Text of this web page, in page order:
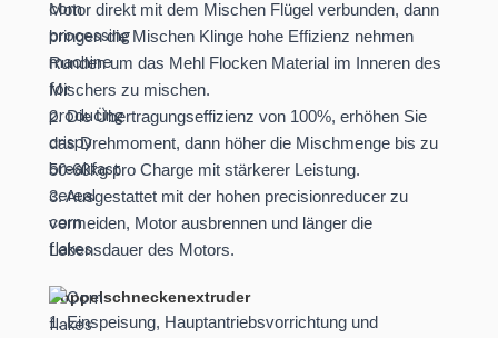
Motor direkt mit dem Mischen Flügel verbunden, dann
bringen die Mischen Klinge hohe Effizienz nehmen
Runden um das Mehl Flocken Material im Inneren des
Mischers zu mischen.
2. Die Übertragungseffizienz von 100%, erhöhen Sie
das Drehmoment, dann höher die Mischmenge bis zu
50-60kg pro Charge mit stärkerer Leistung.
3. Ausgestattet mit der hohen precisionreducer zu
vermeiden, Motor ausbrennen und länger die
Lebensdauer des Motors.
Doppelschneckenextruder
1. Einspeisung, Hauptantriebsvorrichtung und